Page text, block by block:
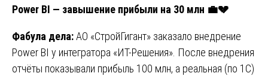
Power BI — завышение прибыли на 30 млн 💼💔
Фабула дела:АО «СтройГигант» заказало внедрение
Power BI у интегратора «ИТ-Решения». После внедрения
отчёты показывали прибыль 100 млн, а реальная (по 1С)